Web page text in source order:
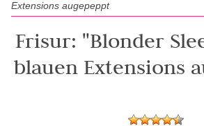
Extensions augepeppt
Frisur: "Blonder
blauen Extensions